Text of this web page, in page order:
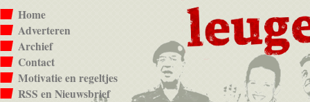
Home
Adverteren
Archief
Contact
Motivatie en regeltjes
RSS en Nieuwsbrief